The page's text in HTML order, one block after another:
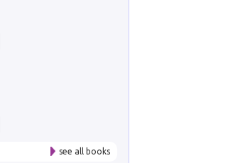
see all books